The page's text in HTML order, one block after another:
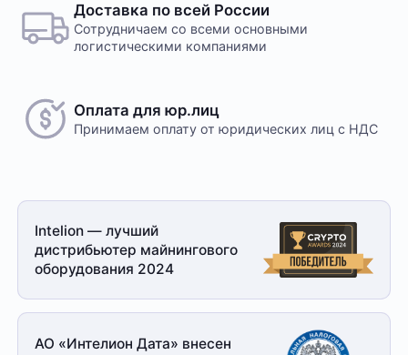
Доставка по всей России
Сотрудничаем со всеми основными
логистическими компаниями
Оплата для юр.лиц
Принимаем оплату от юридических лиц с НДС
Intelion — лучший
дистрибьютер майнингового
оборудования 2024
АО «Интелион Дата» внесен